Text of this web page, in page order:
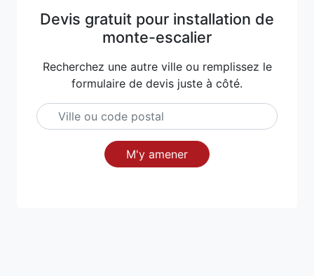
Devis gratuit pour installation de
monte-escalier
Recherchez une autre ville ou remplissez le
formulaire de devis juste à côté.
M'y amener